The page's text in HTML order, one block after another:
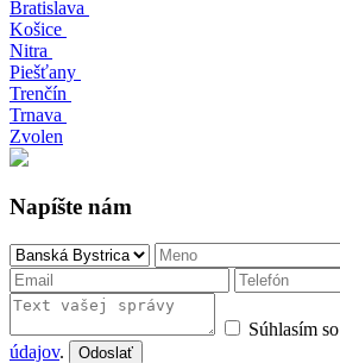
Bratislava
Košice
Nitra
Piešťany
Trenčín
Trnava
Zvolen
Napíšte nám
Súhlasím so
údajov. Odoslať